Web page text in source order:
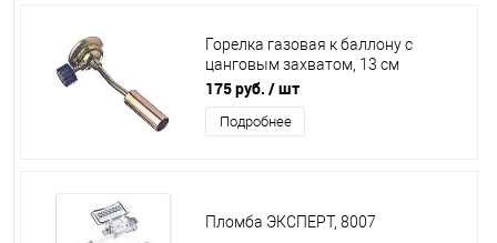
Горелка газовая к баллону с
цанговым захватом, 13 cм
шир.сопло G-1, 333-099
175 руб. / шт
Подробнее
Пломба ЭКСПЕРТ, 8007